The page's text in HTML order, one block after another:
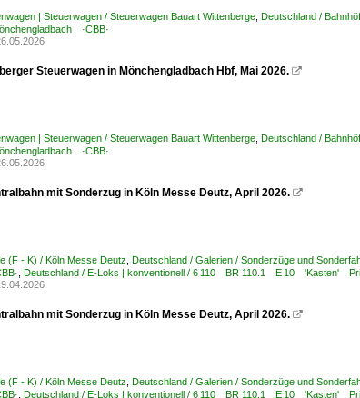
| Steuerwagen / Steuerwagen Bauart Wittenberge Deutschland /
·CBB·
Steuerwagen in Mönchengladbach Hbf, Mai 2026. 
| Steuerwagen / Steuerwagen Bauart Wittenberge Deutschland /
·CBB·
mit Sonderzug in Köln Messe Deutz, April 2026. 
(F - K) / Köln Messe Deutz Deutschland / Galerien / Sonderzüge und
Deutschland / E-Loks | konventionell / 6 110 BR 110.1 E 10 'Kasten'
mit Sonderzug in Köln Messe Deutz, April 2026. 
(F - K) / Köln Messe Deutz Deutschland / Galerien / Sonderzüge und
Deutschland / E-Loks | konventionell / 6 110 BR 110.1 E 10 'Kasten'